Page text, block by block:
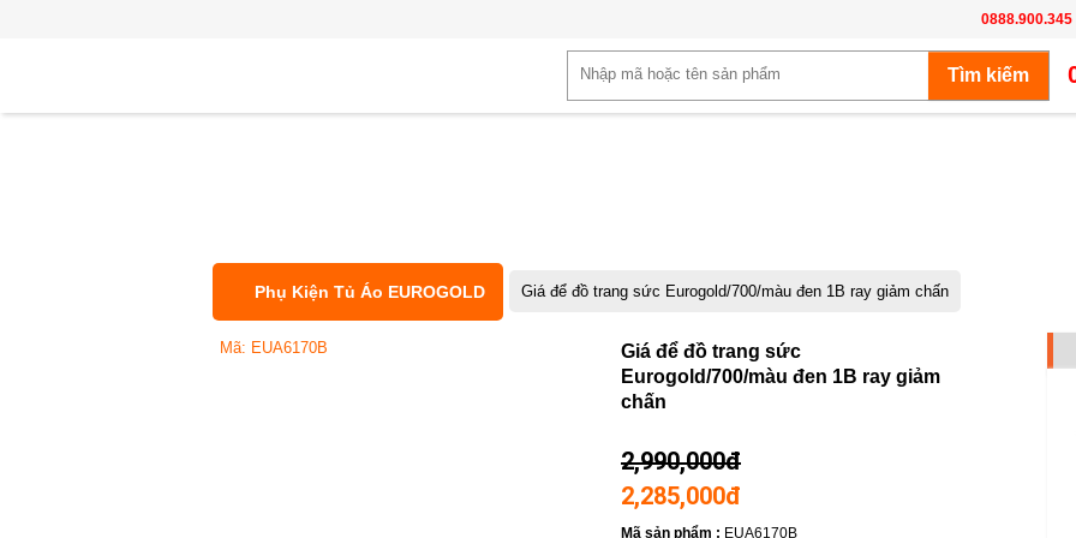
0888.900.345
Phụ Kiện Tủ Áo EUROGOLD Giá để đồ trang sức Eurogold/700/màu đen 1B ray giảm chấn
Mã: EUA6170B
Giá để đồ trang sức
Eurogold/700/màu đen 1B ray giảm
chấn
2,990,000đ
2,285,000đ
Mã sản phẩm : EUA6170B